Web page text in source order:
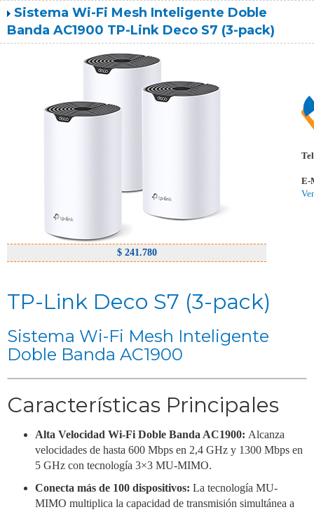
Sistema Wi-Fi Mesh Inteligente Doble
Banda AC1900 TP-Link Deco S7 (3-pack)
$ 241.780
Tel
E-
TP-Link Deco S7 (3-pack)
Sistema Wi-Fi Mesh Inteligente
Doble Banda AC1900
Características Principales
Alta Velocidad Wi-Fi Doble Banda AC1900: Alcanza
velocidades de hasta 600 Mbps en 2,4 GHz y 1300 Mbps en
5 GHz con tecnología 3×3 MU-MIMO.
Conecta más de 100 dispositivos: La tecnología MU-
MIMO multiplica la capacidad de transmisión simultánea a